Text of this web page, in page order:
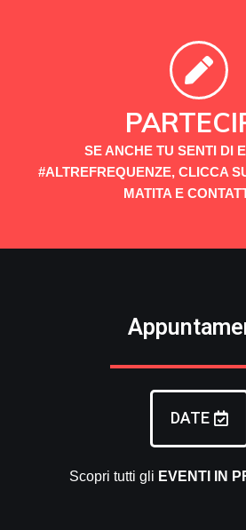
SE ANCHE TU SENTI DI
#ALTREFREQUENZE, CLICCA
MATITA E
DATE
Scopri tutti gli EVENTI IN